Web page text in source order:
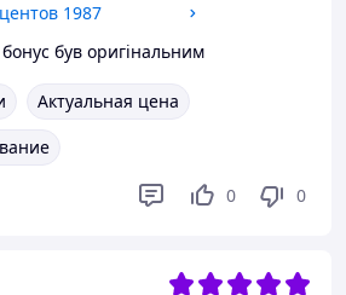
1987
був оригінальним
Актуальная цена
0 0